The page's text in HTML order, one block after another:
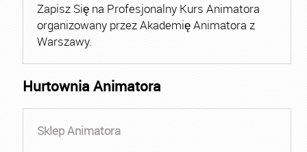
Zapisz Się na Profesjonalny Kurs Animatora
organizowany przez Akademię Animatora z
Warszawy.
Hurtownia Animatora
Sklep Animatora